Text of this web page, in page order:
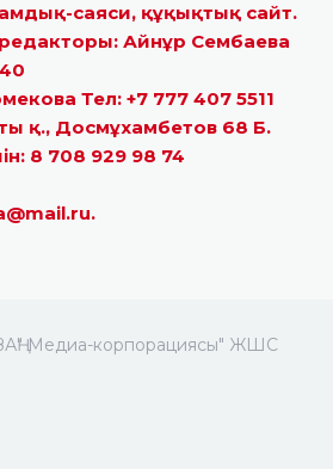
саяси, құқықтық сайт.
редакторы: Айнұр Сембаева
Тел: +7 777 407 5511
қ., Досмұхамбетов 68 Б.
8 708 929 98 74
Медиа-корпорациясы" ЖШС